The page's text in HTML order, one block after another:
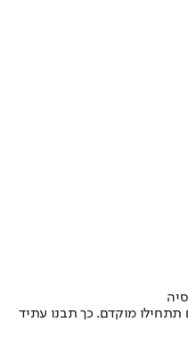
מוקדם. כך תבנו עתיד